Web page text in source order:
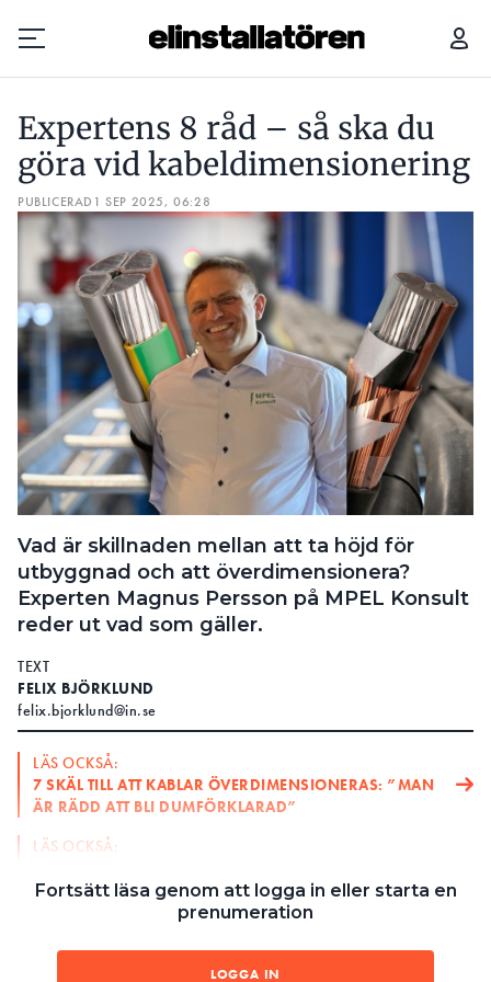
Prenumerera
Hantera prenumeration
Lediga jobb
Annonsera
Läs E-tidningen
Om tidningen
Kontakt
Personuppgifter
SEARCH
Expertens 8 råd – så ska du
göra vid kabeldimensionering
PUBLICERAD 1 SEP 2025, 06:28
Vad är skillnaden mellan att ta höjd för
utbyggnad och att överdimensionera?
Experten Magnus Persson på MPEL Konsult
reder ut vad som gäller.
TEXT
FELIX BJÖRKLUND
felix.bjorklund@in.se
LÄS OCKSÅ:
7 SKÄL TILL ATT KABLAR ÖVERDIMENSIONERAS: ”MAN
ÄR RÄDD ATT BLI DUMFÖRKLARAD”
LÄS OCKSÅ:
UTLÖSNINGSVILLKOREN?
information för säkra
Fortsätt läsa genom att logga in eller starta en
prenumeration
LOGGA IN